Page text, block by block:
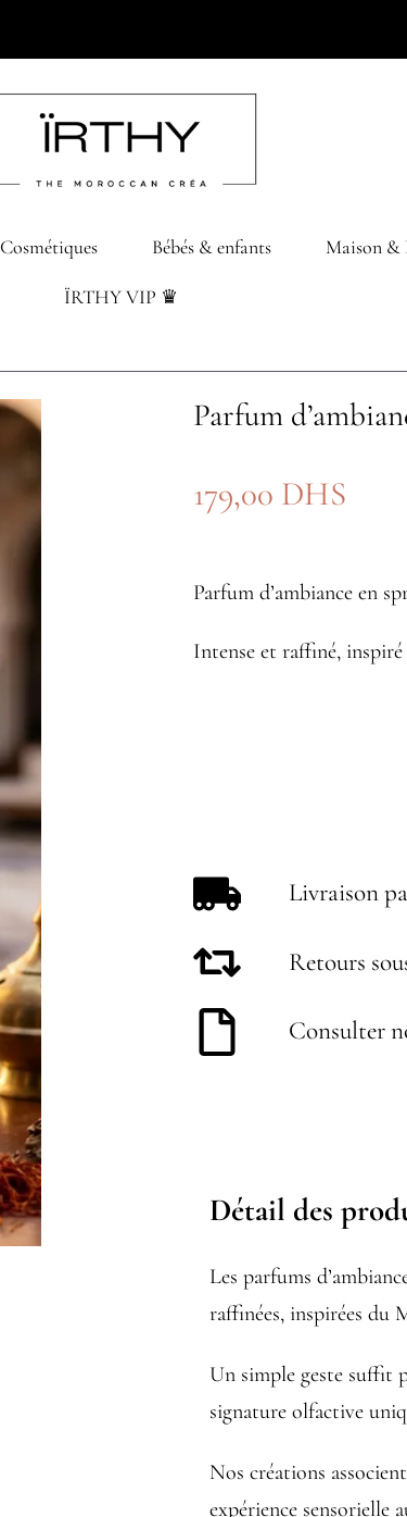
Cosmétiques Bébés & enfants Maison &
ÏRTHY VIP ♛
Parfum
179,00 DHS
Parfum d’ambiance en
Intense et raffiné,
Livraison
Retours
Consulter
Détail des
Les parfums
raffinées, inspirées du
Un simple geste suffit
signature olfactive
Nos créations
expérience sensorielle